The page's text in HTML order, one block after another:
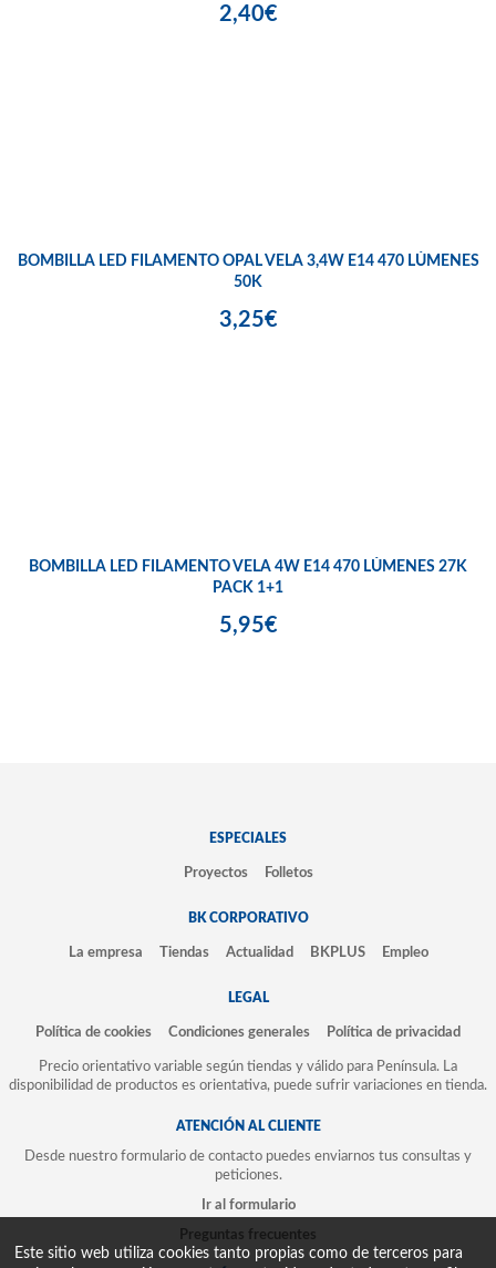
2,40€
BOMBILLA LED FILAMENTO OPAL VELA 3,4W E14 470 LÚMENES
50K
3,25€
BOMBILLA LED FILAMENTO VELA 4W E14 470 LÚMENES 27K
PACK 1+1
5,95€
ESPECIALES
Proyectos Folletos
BK CORPORATIVO
La empresa Tiendas Actualidad BKPLUS Empleo
LEGAL
Política de cookies Condiciones generales Política de privacidad
Precio orientativo variable según tiendas y válido para Península. La
disponibilidad de productos es orientativa, puede sufrir variaciones en tienda.
ATENCIÓN AL CLIENTE
Desde nuestro formulario de contacto puedes enviarnos tus consultas y
peticiones.
Ir al formulario
Preguntas frecuentes
Este sitio web utiliza cookies tanto propias como de terceros para